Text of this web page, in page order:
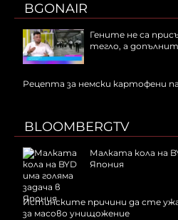
BGONAIR
Гените не са
тегло, а
Рецепта за немски картофени
BLOOMBERGTV
Малката кола на
Япония
Истинските причини да сте
за масово унищожение